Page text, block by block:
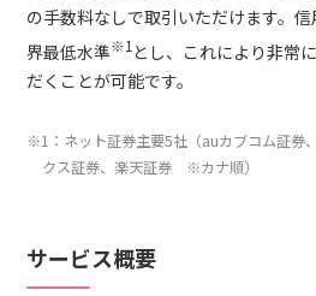
の手数料なしで取引いただけます。
界最低水準※1 とし、これにより非常
だくことが可能です。
※1：ネット証券主要5社（auカブコム証券
クス証券、楽天証券 ※カナ順）
サービス概要